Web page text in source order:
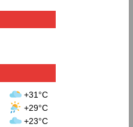
+31°C
+29°C
+23°C